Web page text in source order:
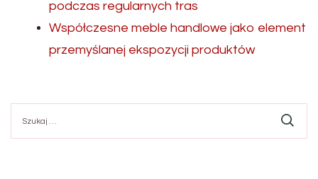
podczas regularnych tras
Współczesne meble handlowe jako element
przemyślanej ekspozycji produktów